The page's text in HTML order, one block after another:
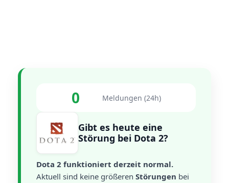
0 Meldungen (24h)
Gibt es heute eine
Störung bei Dota 2?
Dota 2 funktioniert derzeit normal.
Aktuell sind keine größeren Störungen bei